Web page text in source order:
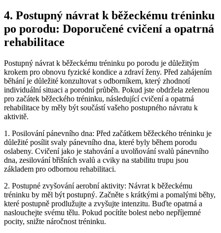
4. Postupný návrat k běžeckému tréninku
po porodu: Doporučené cvičení a opatrná
rehabilitace
Postupný návrat k běžeckému tréninku po porodu je důležitým
krokem pro obnovu fyzické kondice a zdraví ženy. Před zahájením
běhání je důležité konzultovat s odborníkem, který zhodnotí
individuální situaci a porodní průběh. Pokud jste obdržela zelenou
pro začátek běžeckého tréninku, následující cvičení a opatrná
rehabilitace by měly být součástí vašeho postupného návratu k
aktivitě.
1. Posilování pánevního dna: Před začátkem běžeckého tréninku je
důležité posílit svaly pánevního dna, které byly během porodu
oslabeny. Cvičení jako je stahování a uvolňování svalů pánevního
dna, zesilování břišních svalů a cviky na stabilitu trupu jsou
základem pro odbornou rehabilitaci.
2. Postupné zvyšování aerobní aktivity: Návrat k běžeckému
tréninku by měl být postupný. Začněte s krátkými a pomalými běhy,
které postupně prodlužujte a zvyšujte intenzitu. Buďte opatrná a
naslouchejte svému tělu. Pokud pocítíte bolest nebo nepříjemné
pocity, snižte náročnost tréninku.